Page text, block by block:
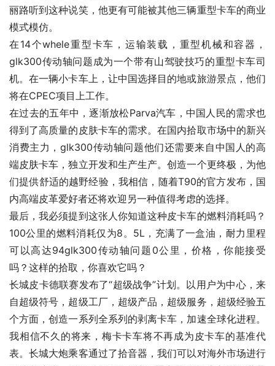
丽路听到这种说笑，他更有可能被其他三辆重型卡车的商业
模式模仿。
在14个whele重型卡车，运输装载，重型机械和容器，
glk300传动轴问题成为一个带有山驾驶技巧的重型卡车司
机。在一辆小卡车上，让中国选择目的地或旅游景点，他们
将在CPEC项目上工作。
在过去的五年中，逐渐放松Parva汽车，中国人民的需求也
得到了高质量的皮肤卡车的需求。在国内拾取市场中的新兴
消费主力，glk300传动轴问题他们还需要来自中国人的高
端皮肤卡车，独立开发和生产生产。创造一个更终极，为他
们提供舒适的越野经验，我相信，随着T90的官方发布，国
内高端皮革爱好者还将欢迎另一种值得考虑的选择。
最后，我必须提到这张人你知道这种皮卡车的燃料消耗吗？
100公里的燃料消耗仅为8。5L，充满了一盒油，耐力里程
可以高达94glk300传动轴问题0公里，价格，你能接受
吗？这样的拾取，你喜欢它吗？
长城皮卡德联赛发布了“超级战争”计划。以用户为中心，来
自超级符号，超级工厂，超级产品，超级服务，超级经验五
个方面，创造一系列全系列的剥离卡车，加速全球化进程。
我相信不久的将来，梅卡卡车将不再成为皮卡车的基准代
表。长城大炮乘客通过了拾音器，我们可以对海外市场进行